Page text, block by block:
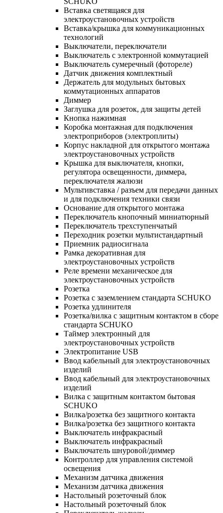
Вставка светящаяся для
электроустановочных устройств
Вставка/крышка для коммуникационных
технологий
Выключатели, переключатели
Выключатель с электронной коммутацией
Выключатель сумеречный (фотореле)
Датчик движения комплектный
Держатель для модульных бытовых
коммутационных аппаратов
Диммер
Заглушка для розеток, для защиты детей
Кнопка нажимная
Коробка монтажная для подключения
электроприборов (электроплиты)
Корпус накладной для открытого монтажа
электроустановочных устройств
Крышка для выключателя, кнопки,
регулятора освещенности, диммера,
переключателя жалюзи
Мультивставка / разъем для передачи данных
и для подключения техники связи
Основание для открытого монтажа
Переключатель кнопочный миниатюрный
Переключатель трехступенчатый
Переходник розетки мультистандартный
Приемник радиосигнала
Рамка декоративная для
электроустановочных устройств
Реле времени механическое для
электроустановочных устройств
Розетка
Розетка с заземлением стандарта SCHUKO
Розетка удлинителя
Розетка/вилка с защитным контактом в сборе
стандарта SCHUKO
Таймер электронный для
электроустановочных устройств
Электропитание USB
Ввод кабельный для электроустановочных
изделий
Ввод кабельный для электроустановочных
изделий
Вилка с защитным контактом бытовая
SCHUKO
Вилка/розетка без защитного контакта
Вилка/розетка без защитного контакта
Выключатель инфракрасный
Выключатель инфракрасный
Выключатель шнуровой/диммер
Контроллер для управления системой
освещения
Механизм датчика движения
Механизм датчика движения
Настольный розеточный блок
Настольный розеточный блок